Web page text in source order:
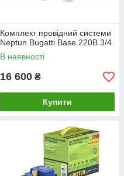
Комплект провідний системи
Neptun Bugatti Base 220B 3/4
В наявності
16 600 ₴
Купити